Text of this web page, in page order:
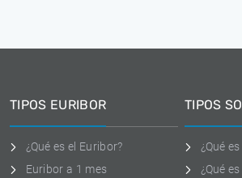
TIPOS EURIBOR
¿Qué es el Euribor?
Euribor a 1 mes
TIPOS
¿Qué
¿Qué